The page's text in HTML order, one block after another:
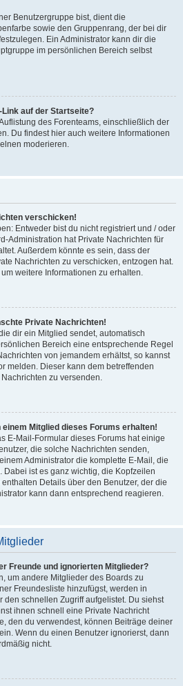
Benutzergruppe bist, dient die
sowie den Gruppenrang, der bei dir
Ein Administrator kann dir die
im persönlichen Bereich selbst
Link auf der Startseite?
des Forenteams, einschließlich der
Du findest hier auch weitere Informationen
moderieren.
verschicken!
Entweder bist du nicht registriert und / oder
Administration hat Private Nachrichten für
Außerdem könnte es sein, dass der
Nachrichten zu verschicken, entzogen hat.
weitere Informationen zu erhalten.
Private Nachrichten!
dir ein Mitglied sendet, automatisch
Bereich eine entsprechende Regel
von jemandem erhältst, so kannst
melden. Dieser kann dem betreffenden
zu versenden.
einem Mitglied dieses Forums erhalten!
E-Mail-Formular dieses Forums hat einige
die solche Nachrichten senden,
Administrator die komplette E-Mail, die
ist es ganz wichtig, die Kopfzeilen
Details über den Benutzer, der die
kann dann entsprechend reagieren.
Freunde und ignorierten Mitglieder?
um andere Mitglieder des Boards zu
Freundesliste hinzufügst, werden in
schnellen Zugriff aufgelistet. Du siehst
ihnen schnell eine Private Nachricht
den du verwendest, können Beiträge deiner
Wenn du einen Benutzer ignorierst, dann
nicht.